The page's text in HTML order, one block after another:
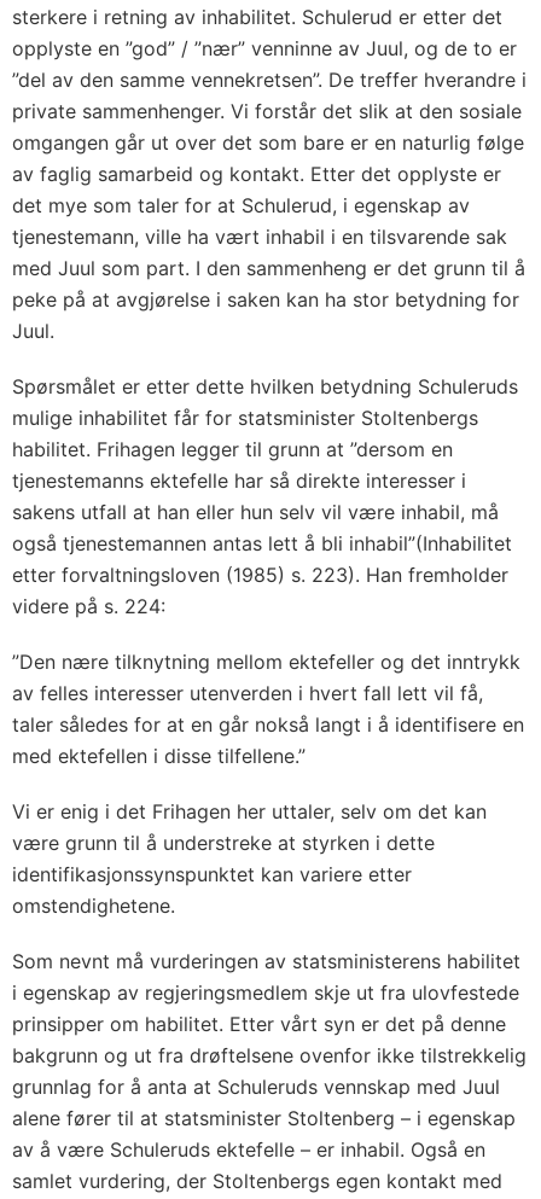
sterkere i retning av inhabilitet. Schulerud er etter det
opplyste en ”god” / ”nær” venninne av Juul, og de to er
”del av den samme vennekretsen”. De treffer hverandre i
private sammenhenger. Vi forstår det slik at den sosiale
omgangen går ut over det som bare er en naturlig følge
av faglig samarbeid og kontakt. Etter det opplyste er
det mye som taler for at Schulerud, i egenskap av
tjenestemann, ville ha vært inhabil i en tilsvarende sak
med Juul som part. I den sammenheng er det grunn til å
peke på at avgjørelse i saken kan ha stor betydning for
Juul.
Spørsmålet er etter dette hvilken betydning Schuleruds
mulige inhabilitet får for statsminister Stoltenbergs
habilitet. Frihagen legger til grunn at ”dersom en
tjenestemanns ektefelle har så direkte interesser i
sakens utfall at han eller hun selv vil være inhabil, må
også tjenestemannen antas lett å bli inhabil”(Inhabilitet
etter forvaltningsloven (1985) s. 223). Han fremholder
videre på s. 224:
”Den nære tilknytning mellom ektefeller og det inntrykk
av felles interesser utenverden i hvert fall lett vil få,
taler således for at en går nokså langt i å identifisere en
med ektefellen i disse tilfellene.”
Vi er enig i det Frihagen her uttaler, selv om det kan
være grunn til å understreke at styrken i dette
identifikasjonssynspunktet kan variere etter
omstendighetene.
Som nevnt må vurderingen av statsministerens habilitet
i egenskap av regjeringsmedlem skje ut fra ulovfestede
prinsipper om habilitet. Etter vårt syn er det på denne
bakgrunn og ut fra drøftelsene ovenfor ikke tilstrekkelig
grunnlag for å anta at Schuleruds vennskap med Juul
alene fører til at statsminister Stoltenberg – i egenskap
av å være Schuleruds ektefelle – er inhabil. Også en
samlet vurdering, der Stoltenbergs egen kontakt med